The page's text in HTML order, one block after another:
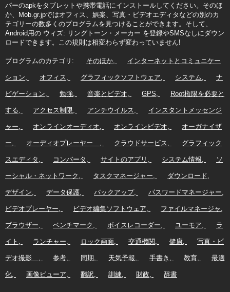
パーのapkをタブレットや携帯電話にインストールしてください。そのほ
か、Mob.gr.jpではオフィス、娯楽、写真・ビデオエディタなどの別のカ
テゴリーの数多くのプログラムを見つけることができます。そして、
Android用の ウィズ: リングトーン・メーカー を登録やSMSなしにダウン
ロードできます。この規則は相変わらず変わっていません!
プログラムのカテゴリ: そのほか インターネットとコミュニケー
ション オフィス グラフィックソフトウェア システム ナ
ビゲーション 勉強 音楽とビデオ GPS Root権限を必要と
する アクセス制限 アンチウイルス インスタントメッセンジ
ャー オンラインオーディオ オンラインビデオ オーガナイザ
ー オーディオプレーヤー クラウドサービス グラフィック
スエディタ コンバータ サイトのアプリ システム情報 ソ
ーシャル・ネットワーク タスクマネージャー ダウンロード
デザイン データ保護 バックアップ パスワードマネージャー
ビデオプレーヤー ビデオ編集ソフトウェア ファイルマネージャ
ブラウザー ベンチマーク ボイスレコーダー ユーモア ラ
イト ランチャー ロック画面 交通機関 健康 写真・ビ
デオ撮影 参考 同期 天気予報 手書き 教育 最適
化 画像ビューア 翻訳 訓練 財政 辞書